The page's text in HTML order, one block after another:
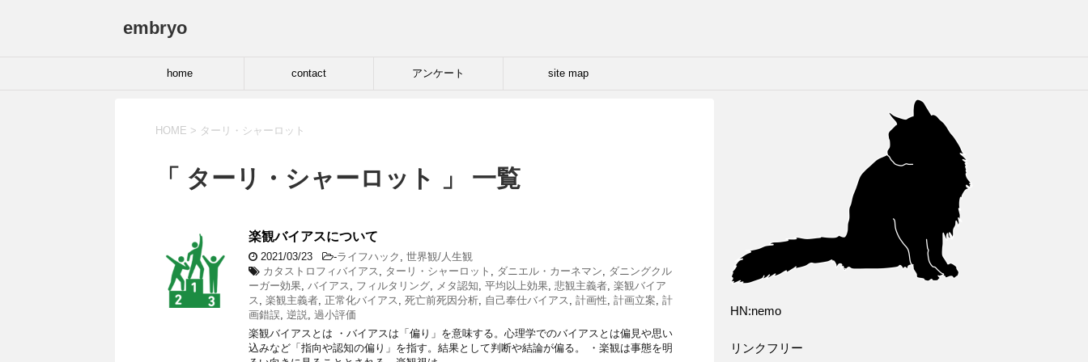
embryo
home contact アンケート site map
HOME > ターリ・シャーロット
「 ターリ・シャーロット 」 一覧
楽観バイアスについて
2021/03/23 -ライフハック , 世界観/人生観
カタストロフィバイアス , ターリ・シャーロット , ダニエル・カーネマン, ダニングクル
ーガー効果, バイアス , フィルタリング, メタ認知, 平均以上効果, 悲観主義者, 楽観バイア
ス , 楽観主義者, 正常化バイアス , 死亡前死因分析, 自己奉仕バイアス , 計画性, 計画立案, 計
画錯誤, 逆説, 過小評価
楽観バイアスとは ・バイアスは「偏り」を意味する。心理学でのバイアスとは偏見や思い
込みなど「指向や認知の偏り」を指す。結果として判断や結論が偏る。 ・楽観は事態を明
HN:nemo
リンクフリー